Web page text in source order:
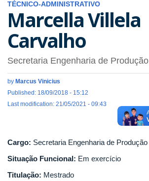
TÉCNICO-ADMINISTRATIVO
Marcella Villela
Carvalho
Secretaria Engenharia de Produção
by Marcus Vinicius
Published: 18/09/2018 - 15:12
Last modification: 21/05/2021 - 09:43
Cargo: Secretaria Engenharia de Produção
Situação Funcional: Em exercício
Titulação: Mestrado